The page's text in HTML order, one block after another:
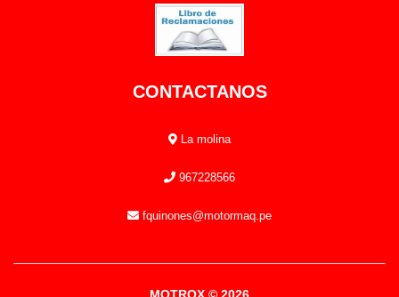
CONTACTANOS
La molina
967228566
fquinones@motormaq.pe